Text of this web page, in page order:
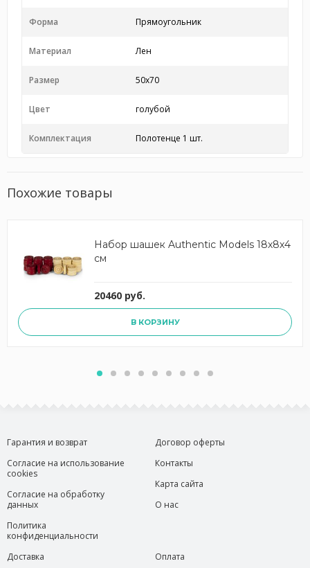
Форма Прямоугольник
Материал Лен
Размер 50x70
Цвет голубой
Комплектация Полотенце 1 шт.
Похожие товары
Набор шашек Authentic Models 18х8х4
см
20460 руб.
В КОРЗИНУ
Гарантия и возврат
Согласие на использование
cookies
Согласие на обработку
данных
Политика
конфиденциальности
Договор оферты
Контакты
Карта сайта
О нас
Доставка
Оплата